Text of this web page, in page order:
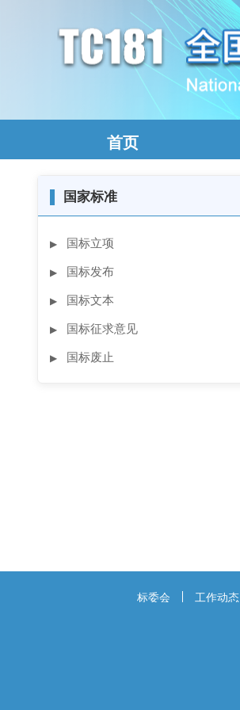
首页
▌ 国家标准
▶ 国标立项
▶ 国标发布
▶ 国标文本
▶ 国标征求意见
▶ 国标废止
标委会 工作动态